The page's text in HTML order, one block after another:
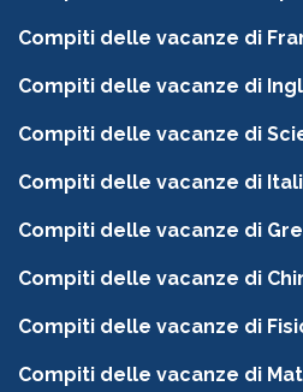
Compiti delle vacanze di
Compiti delle vacanze di
Compiti delle vacanze di
Compiti delle vacanze di
Compiti delle vacanze di
Compiti delle vacanze di
Compiti delle vacanze di
Compiti delle vacanze di